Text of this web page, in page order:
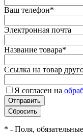
Ваш телефон*
Электронная почта
Название товара*
Ссылка на товар
Я согласен на
* - Поля,